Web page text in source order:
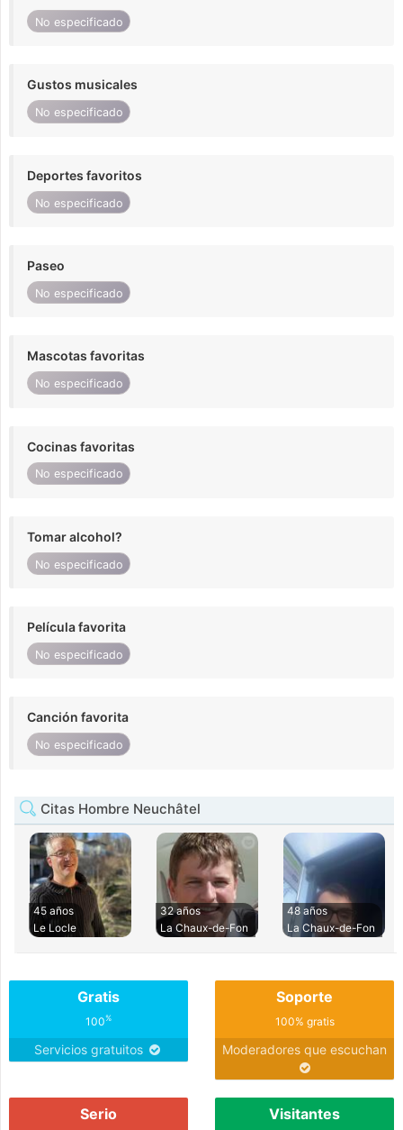
No especificado
Gustos musicales
No especificado
Deportes favoritos
No especificado
Paseo
No especificado
Mascotas favoritas
No especificado
Cocinas favoritas
No especificado
Tomar alcohol?
No especificado
Película favorita
No especificado
Canción favorita
No especificado
Citas Hombre Neuchâtel
45 años
Le Locle
32 años
La Chaux-de-Fon
48 años
La Chaux-de-Fon
Gratis
100%
Servicios gratuitos
Soporte
100% gratis
Moderadores que escuchan
Serio Visitantes